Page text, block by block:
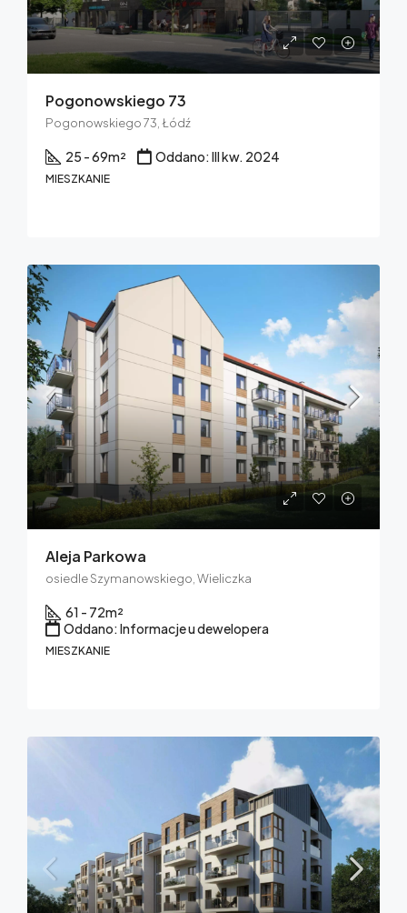
Pogonowskiego 73
Pogonowskiego 73, Łódź
25 - 69m² Oddano: III kw. 2024
MIESZKANIE
Aleja Parkowa
osiedle Szymanowskiego, Wieliczka
61 - 72m²
Oddano: Informacje u dewelopera
MIESZKANIE